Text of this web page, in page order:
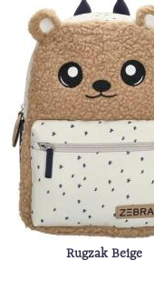
Rugzak Beige